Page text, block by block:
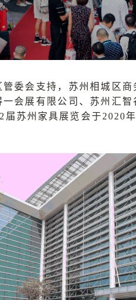
委会支持，苏州相城区
会展有限公司、苏州汇
苏州家具展览会于2020